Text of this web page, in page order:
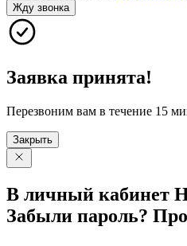
Жду звонка
Заявка принята!
Перезвоним вам в течение 15
Закрыть
В личный кабинет
Забыли пароль?